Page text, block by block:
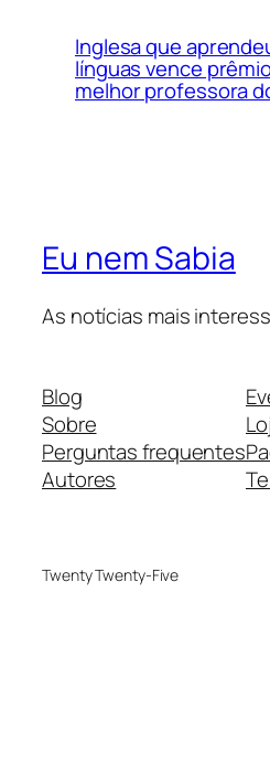
Inglesa que
línguas vence
melhor professora
Eu nem Sabia
As notícias mais
Blog
Sobre
Perguntas frequentes
Autores
Twenty Twenty-Five